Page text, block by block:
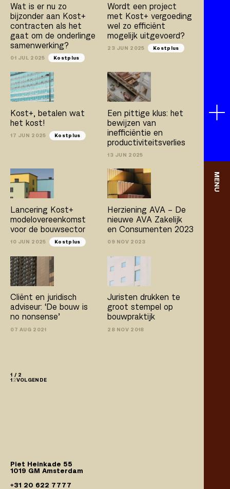
MENU
Wat is er nu zo
bijzonder aan Kost+
contracten als het
gaat om de onderlinge
samenwerking?
01 JUL 2025 Kostplus
Wordt een project
met Kost+ vergoeding
wel zo efficiënt
mogelijk uitgevoerd?
23 JUN 2025 Kostplus
Kost+, betalen wat
het kost!
17 JUN 2025 Kostplus
Een pittige klus: het
bewijzen van
inefficiëntie en
productiviteitsverlies
13 JUN 2025
Lancering Kost+
modelovereenkomst
voor de bouwsector
10 JUN 2025 Kostplus
Herziening AVA – De
nieuwe AVA Zakelijk
en Consumenten 2023
09 NOV 2023
Cliënt en juridisch
adviseur: ‘De bouw is
no­ nonsense’
07 AUG 2021
Juristen drukken te
groot stempel op
bouwpraktijk
28 NOV 2018
1 / 2
12VOLGENDE
Piet Heinkade 55
1019 GM Amsterdam
+31 20 622 7777